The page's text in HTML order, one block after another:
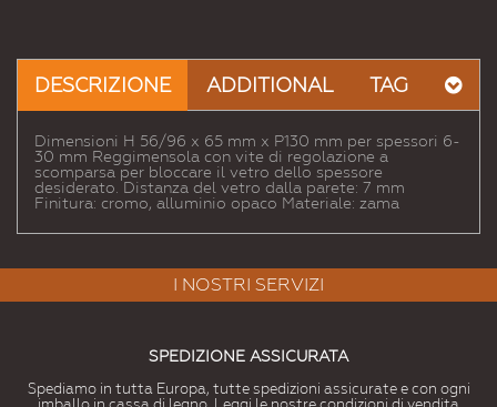
Amico
DESCRIZIONE ADDITIONAL TAG
Dimensioni H 56/96 x 65 mm x P130 mm per spessori 6-
30 mm Reggimensola con vite di regolazione a
scomparsa per bloccare il vetro dello spessore
desiderato. Distanza del vetro dalla parete: 7 mm
Finitura: cromo, alluminio opaco Materiale: zama
I NOSTRI SERVIZI
SPEDIZIONE ASSICURATA
Spediamo in tutta Europa, tutte spedizioni assicurate e con ogni